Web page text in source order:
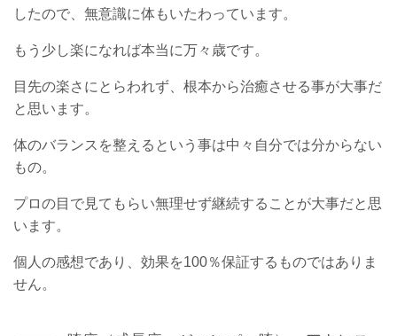
したので、無意識に体もいたわっています。
もう少し楽になれば本当に万々歳です。
目先の楽さにとらわれず、根本から治癒させる事が大事だ
と思います。
体のバランスを整えるという事は中々自分では分からない
もの。
プロの目で見てもらい無理せず継続することが大事だと思
います。
個人の感想であり、効果を100％保証するものではありま
せん。